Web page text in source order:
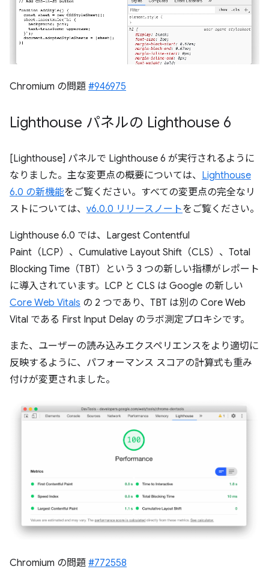
Chromium の問題 #946975
Lighthouse パネルの Lighthouse 6
[Lighthouse] パネルで Lighthouse 6 が実行されるように
なりました。主な変更点の概要については、 Lighthouse
6.0 の新機能をご覧ください。すべての変更点の完全なリ
ストについては、 v6.0.0 リリースノートをご覧ください。
Lighthouse 6.0 では、Largest Contentful
Paint（LCP）、Cumulative Layout Shift（CLS）、Total
Blocking Time（TBT）という 3 つの新しい指標がレポート
に導入されています。LCP と CLS は Google の新しい
Core Web Vitals の 2 つであり、TBT は別の Core Web
Vital である First Input Delay のラボ測定プロキシです。
また、ユーザーの読み込みエクスペリエンスをより適切に
反映するように、パフォーマンス スコアの計算式も重み
付けが変更されました。
Chromium の問題 #772558